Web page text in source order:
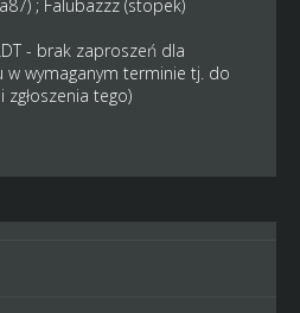
; Falubazzz (stopek)
- brak zaproszeń dla
w wymaganym terminie tj. do
tego)